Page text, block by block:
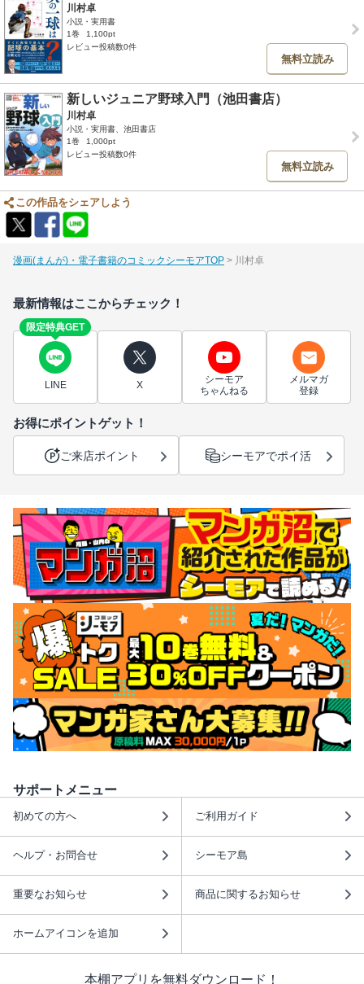
川村卓
小説・実用書
1巻
1,100pt
レビュー投稿数0件
無料立読み
新しいジュニア野球入門（池田書店）
川村卓
小説・実用書、池田書店
1巻
1,000pt
レビュー投稿数0件
無料立読み
この作品をシェアしよう
漫画(まんが)・電子書籍のコミックシーモアTOP 川村卓
最新情報はここからチェック！
限定特典GET
LINE X
シーモア
ちゃんねる
メルマガ
登録
お得にポイントゲット！
ご来店ポイント シーモアでポイ活
サポートメニュー
初めての方へ ご利用ガイド
ヘルプ・お問合せ シーモア島
重要なお知らせ 商品に関するお知らせ
ホームアイコンを追加
本棚アプリを無料ダウンロード！